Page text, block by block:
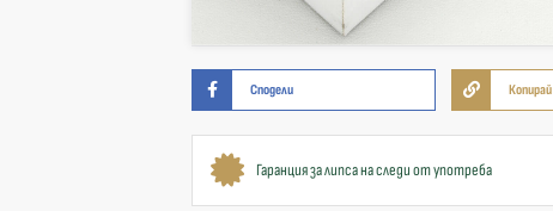
Сподели Копирай
Гаранция за липса на следи от употреба